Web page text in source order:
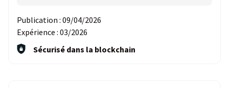
Publication : 09/04/2026
Expérience : 03/2026
Sécurisé dans la blockchain